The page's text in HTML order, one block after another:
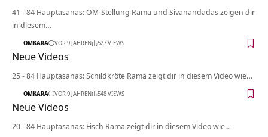
41 - 84 Hauptasanas: OM-Stellung Rama und Sivanandadas zeigen dir
in diesem…
OMKARA VOR 9 JAHREN 527 VIEWS
Neue Videos
25 - 84 Hauptasanas: Schildkröte Rama zeigt dir in diesem Video wie…
OMKARA VOR 9 JAHREN 548 VIEWS
Neue Videos
20 - 84 Hauptasanas: Fisch Rama zeigt dir in diesem Video wie…